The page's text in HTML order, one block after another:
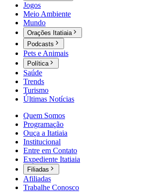
Jogos
Meio Ambiente
Mundo
Orações Itatiaia
Podcasts
Pets e Animais
Política
Saúde
Trends
Turismo
Últimas Notícias
Quem Somos
Programação
Ouça a Itatiaia
Institucional
Entre em Contato
Expediente Itatiaia
Filiadas
Afiliadas
Trabalhe Conosco